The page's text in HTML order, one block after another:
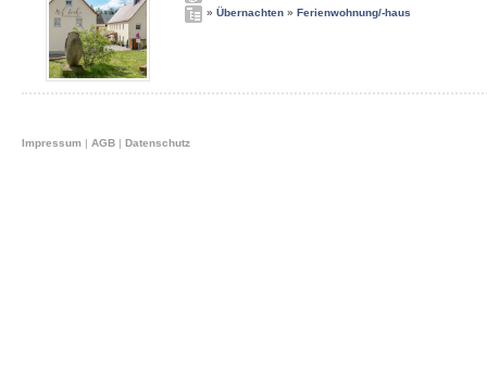
» Übernachten » Ferienwohnung/-haus
Impressum | AGB | Datenschutz